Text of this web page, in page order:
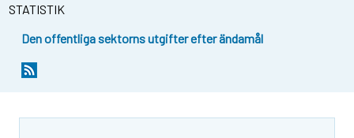
STATISTIK
Den offentliga sektorns utgifter efter ändamål